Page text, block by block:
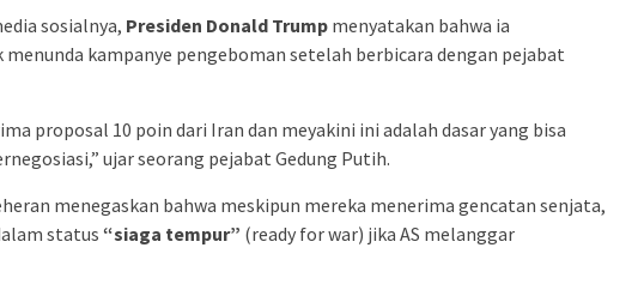
sosialnya, Presiden Donald Trump menyatakan bahwa ia
kampanye pengeboman setelah berbicara dengan pejabat
proposal 10 poin dari Iran dan meyakini ini adalah dasar yang bisa
ujar seorang pejabat Gedung Putih.
menegaskan bahwa meskipun mereka menerima gencatan senjata,
status “siaga tempur” (ready for war) jika AS melanggar